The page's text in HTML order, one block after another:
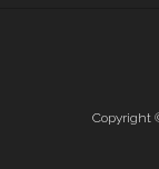
Copyright